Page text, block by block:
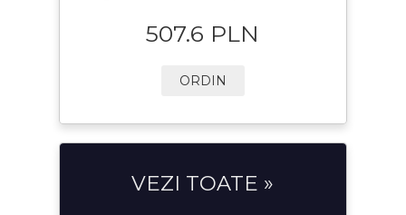
507.6 PLN
ORDIN
VEZI TOATE »